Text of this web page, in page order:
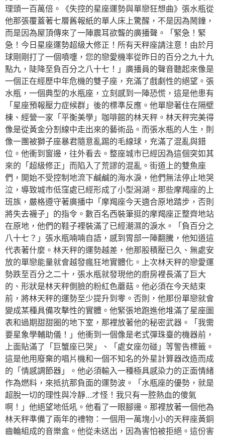
理頭一百萬倍。《失控的星座運勢與單戀狂想曲》張水瓶從
他那張覆蓋著七層舊報紙的單人床上驚醒，不是因為鬧鐘，
而是因為屋頂傳來了一陣震耳欲聾的廣播聲。「緊急！緊
急！今日星座運勢超級大修正！所有天秤座請注意！由於月
球剛剛打了一個噴嚏，您的戀愛機率從昨日的百分之九十九
點九，陡降至負百分之八十七！」廣播員的聲音聽起來像是
一個正在經歷中年危機的雙子座，充滿了戲劇性的絕望。張
水瓶，一個典型的水瓶座，立刻感到一陣恐慌，這是他患有
「星座預報壓力症候群」後的標準反應。他單戀著住在隔壁
棟、經營一家「平衡美學」咖啡館的林天秤。林天秤完美得
像是從黃金分割線中走出來的藝術品。而張水瓶的人生，則
像一團被獅子座暴君隨意亂踢的毛線球，充滿了混亂與錯
位。他衝到窗邊，往外看去。整座城市已經因為這個突如其
來的「超級修正」而陷入了荒謬的混亂。街道上的雙魚座
們，開始不受控制地流下鹹鹹的海水淚，他們無法停止地哭
泣，導致城市低窪處已經形成了小型潟湖。那些摩羯座的上
班族，嚴格遵守著廣播中「摩羯座今天適合原地踏步，否則
將失去襪子」的指令。數百名西裝筆挺的摩羯座正整齊地站
在原地，他們的鞋子裡裝滿了已經潮濕的淚水。「負百分之
八十七？」張水瓶喃喃自語，感到胃部一陣翻騰，他知道這
代表著什麼。林天秤的運勢越差，他那股積壓已久、無處安
放的單戀能量就會越發瘋狂地實體化。上次林天秤的戀愛運
勢跌至百分之二十，張水瓶就發現他的廚房裡長滿了巨大
的、形狀是林天秤側臉的粉紅色蘑菇。他必須在今天結束
前，將林天秤的運勢至少提升到零。否則，他那份單戀就會
變成某種具備攻擊性的實體。他緊張地跑進他堆滿了星座圖
表和過期甜甜圈的地下室，那裡放著他的秘密武器。「我需
要星象學輔助儀！」他衝到一個像是老式彈珠臺的機器前，
上面貼滿了「巨蟹座已哭」、「處女座勿碰」等警告標籤。
這是他用廢棄的唱片機和一個不知名的外星計算器改造而成
的「情感調節器」。他必須輸入一種極具感染力的正面情緒
作為燃料，來抵抗那負面的運勢波。「水瓶座的優勢，就是
超脫一切的理性與冷靜…才怪！我只有一腔熱血的傻氣
啊！」他絕望地低吼。他看了一眼腳邊。那裡放著一個他為
林天秤準備了兩年的禮物：一個用一萬塊小小的天秤座黃銅
齒輪組成的音樂盒。他從未送出，因為害怕被拒絕。這份害